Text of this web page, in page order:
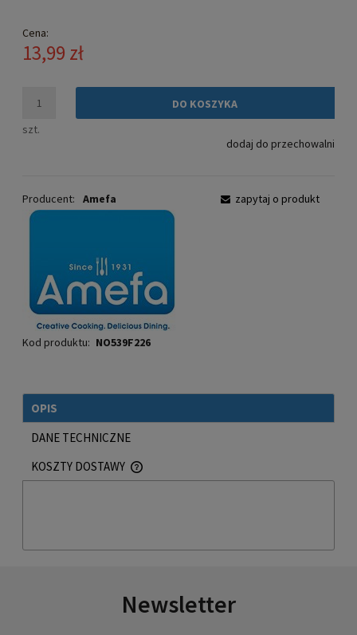
Cena:
13,99 zł
szt.
DO KOSZYKA
dodaj do przechowalni
Producent: Amefa
Kod produktu: NO539F226
zapytaj o produkt
OPIS
DANE TECHNICZNE
KOSZTY DOSTAWY
CENA NIE ZAWIERA EWENTUALNYCH KOSZTÓW PŁATNOŚCI
Newsletter